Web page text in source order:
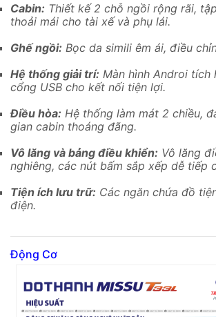
Cabin: Thiết kế 2 chỗ ngồi rộng rãi,
thoải mái cho tài xế và phụ lái.
Ghế ngồi: Bọc da simili êm ái, điều
Hệ thống giải trí: Màn hình Androi tích
cổng USB cho kết nối tiện lợi.
Điều hòa: Hệ thống làm mát 2 chiều,
gian cabin thoáng đãng.
Vô lăng và bảng điều khiển: Vô lăng
nghiêng, các nút bấm sắp xếp dễ tiếp
Tiện ích lưu trữ: Các ngăn chứa đồ
điện.
Động Cơ